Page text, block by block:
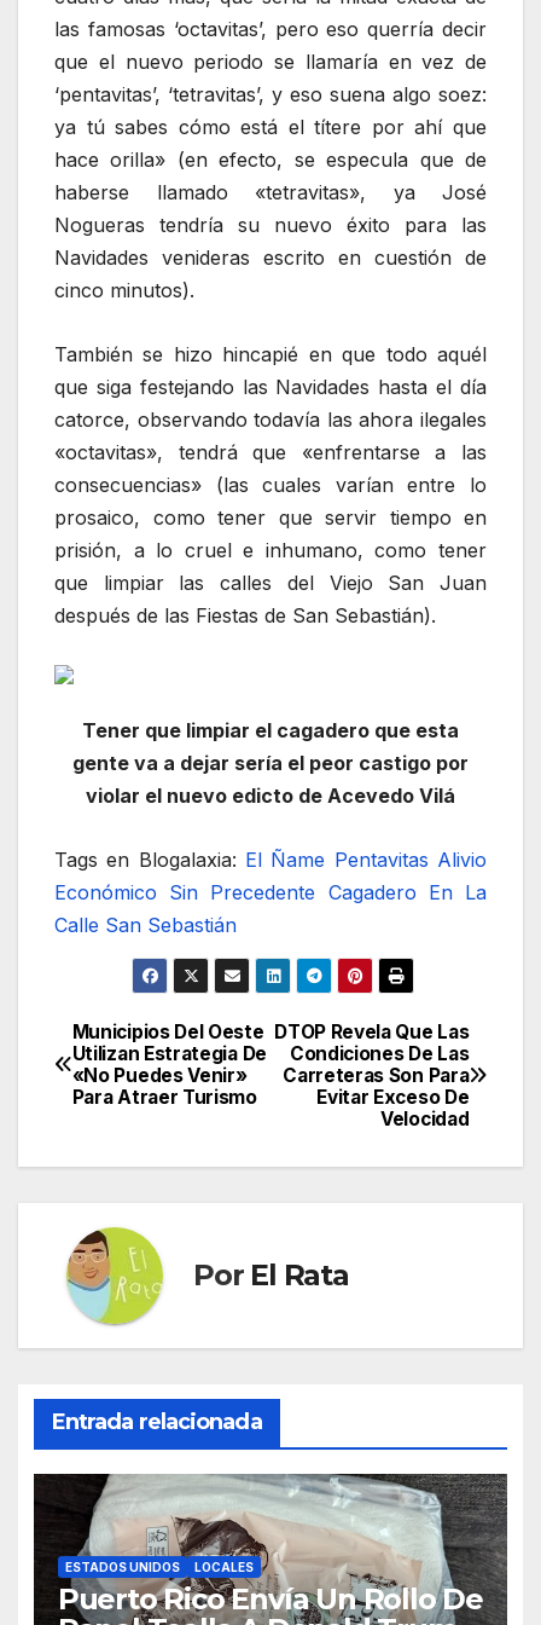
las famosas ‘octavitas’, pero eso querría decir
que el nuevo periodo se llamaría en vez de
‘pentavitas’, ‘tetravitas’, y eso suena algo soez:
ya tú sabes cómo está el títere por ahí que
hace orilla» (en efecto, se especula que de
haberse llamado «tetravitas», ya José
Nogueras tendría su nuevo éxito para las
Navidades venideras escrito en cuestión de
cinco minutos).
También se hizo hincapié en que todo aquél
que siga festejando las Navidades hasta el día
catorce, observando todavía las ahora ilegales
«octavitas», tendrá que «enfrentarse a las
consecuencias» (las cuales varían entre lo
prosaico, como tener que servir tiempo en
prisión, a lo cruel e inhumano, como tener
que limpiar las calles del Viejo San Juan
después de las Fiestas de San Sebastián).
Tener que limpiar el cagadero que esta
gente va a dejar sería el peor castigo por
violar el nuevo edicto de Acevedo Vilá
Tags en Blogalaxia: El Ñame Pentavitas Alivio
Económico Sin Precedente Cagadero En La
Calle San Sebastián
Navegación
de
DTOP Revela Que Las
Condiciones De Las
Carreteras Son Para
Evitar Exceso De
Velocidad
Municipios Del Oeste
Utilizan Estrategia De
«No Puedes Venir»
Para Atraer Turismo
Por El Rata
Entrada relacionada
ESTADOS UNIDOS LOCALES
Puerto Rico Envía Un Rollo De